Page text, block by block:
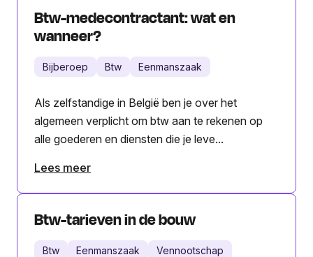
Btw-medecontractant: wat en
wanneer?
Bijberoep Btw Eenmanszaak
Als zelfstandige in België ben je over het
algemeen verplicht om btw aan te rekenen op
alle goederen en diensten die je leve...
Lees meer
Btw-tarieven in de bouw
Btw Eenmanszaak Vennootschap